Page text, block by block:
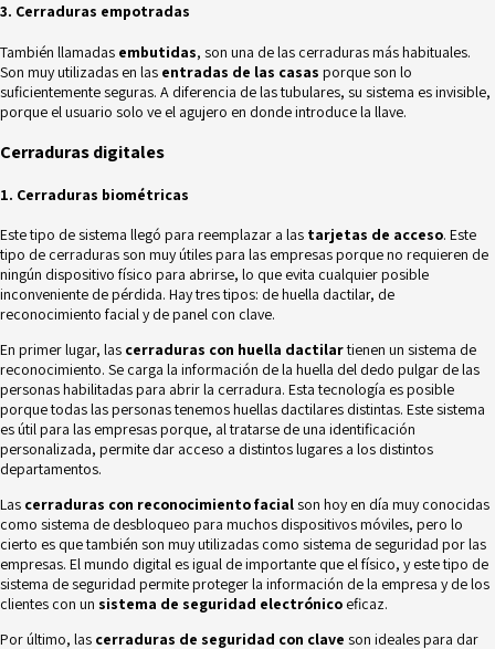
3. Cerraduras empotradas
También llamadas embutidas, son una de las cerraduras más habituales.
Son muy utilizadas en las entradas de las casas porque son lo
suficientemente seguras. A diferencia de las tubulares, su sistema es invisible,
porque el usuario solo ve el agujero en donde introduce la llave.
Cerraduras digitales
1. Cerraduras biométricas
Este tipo de sistema llegó para reemplazar a las tarjetas de acceso. Este
tipo de cerraduras son muy útiles para las empresas porque no requieren de
ningún dispositivo físico para abrirse, lo que evita cualquier posible
inconveniente de pérdida. Hay tres tipos: de huella dactilar, de
reconocimiento facial y de panel con clave.
En primer lugar, las cerraduras con huella dactilartienen un sistema de
reconocimiento. Se carga la información de la huella del dedo pulgar de las
personas habilitadas para abrir la cerradura. Esta tecnología es posible
porque todas las personas tenemos huellas dactilares distintas. Este sistema
es útil para las empresas porque, al tratarse de una identificación
personalizada, permite dar acceso a distintos lugares a los distintos
departamentos.
Las cerraduras con reconocimiento facialson hoy en día muy conocidas
como sistema de desbloqueo para muchos dispositivos móviles, pero lo
cierto es que también son muy utilizadas como sistema de seguridad por las
empresas. El mundo digital es igual de importante que el físico, y este tipo de
sistema de seguridad permite proteger la información de la empresa y de los
clientes con un sistema de seguridad electrónico eficaz.
Por último, las cerraduras de seguridad con clave son ideales para dar